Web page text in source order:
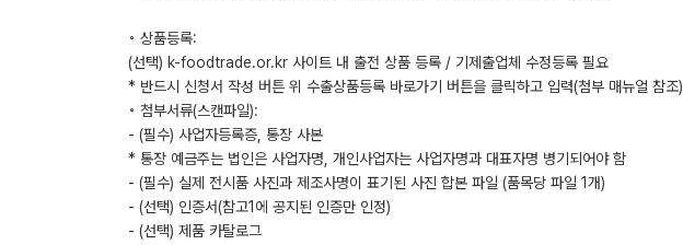
◦ 상품등록:
(선택) k-foodtrade.or.kr 사이트 내 출전 상품 등록 / 기제출업체 수정등록 필요
* 반드시 신청서 작성 버튼 위 수출상품등록 바로가기 버튼을 클릭하고 입력(첨부 매뉴얼 참조)
◦ 첨부서류(스캔파일):
- (필수) 사업자등록증, 통장 사본
* 통장 예금주는 법인은 사업자명, 개인사업자는 사업자명과 대표자명 병기되어야 함
- (필수) 실제 전시품 사진과 제조사명이 표기된 사진 합본 파일 (품목당 파일 1개)
- (선택) 인증서(참고1에 공지된 인증만 인정)
- (선택) 제품 카탈로그